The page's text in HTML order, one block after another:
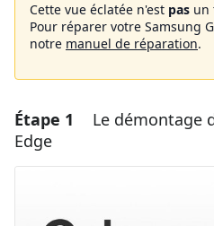
Cette vue éclatée n'est pas un
Pour réparer votre Samsung
notre manuel de réparation.
Étape 1
Le démontage
Edge